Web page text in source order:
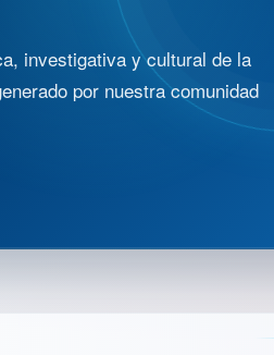
investigativa y cultural de la
por nuestra comunidad